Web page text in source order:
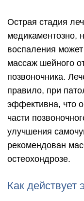
Острая стадия
медикаментозно,
воспаления
массаж шейного
позвоночника.
правило, при
эффективна, что
части
улучшения
рекомендован
остеохондрозе.
Как действует